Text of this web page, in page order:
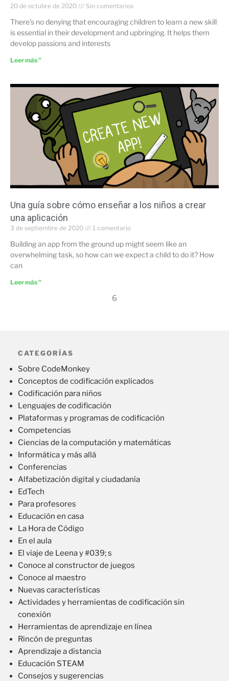
20 de octubre de 2020 Sin comentarios
There’s no denying that encouraging children to learn a new skill
is essential in their development and upbringing. It helps them
develop passions and interests
Leer más "
Una guía sobre cómo enseñar a los niños a crear
una aplicación
3 de septiembre de 2020 1 comentario
Building an app from the ground up might seem like an
overwhelming task, so how can we expect a child to do it? How
can
Leer más "
6
CATEGORÍAS
Sobre CodeMonkey
Conceptos de codificación explicados
Codificación para niños
Lenguajes de codificación
Plataformas y programas de codificación
Competencias
Ciencias de la computación y matemáticas
Informática y más allá
Conferencias
Alfabetización digital y ciudadanía
EdTech
Para profesores
Educación en casa
La Hora de Código
En el aula
El viaje de Leena y #039; s
Conoce al constructor de juegos
Conoce al maestro
Nuevas características
Actividades y herramientas de codificación sin
conexión
Herramientas de aprendizaje en línea
Rincón de preguntas
Aprendizaje a distancia
Educación STEAM
Consejos y sugerencias